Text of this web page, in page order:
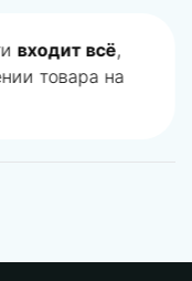
входит всё,
товара на